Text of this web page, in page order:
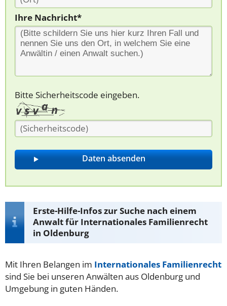
Ihre Nachricht*
Bitte Sicherheitscode eingeben.
Erste-Hilfe-Infos zur Suche nach einem
Anwalt für Internationales Familienrecht
in Oldenburg
Mit Ihren Belangen im Internationales Familienrecht
sind Sie bei unseren Anwälten aus Oldenburg und
Umgebung in guten Händen.